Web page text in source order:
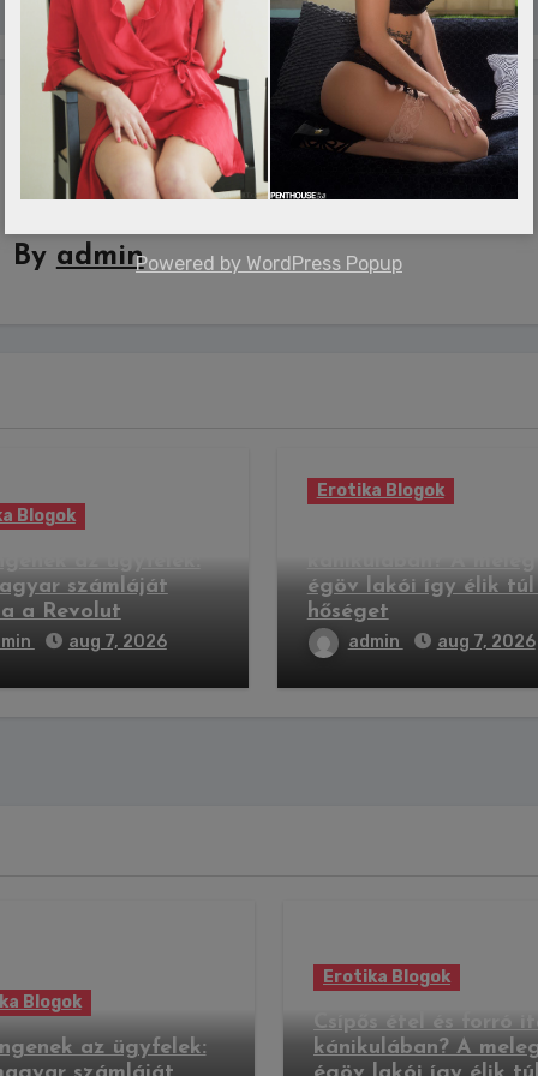
By admin
Blogok
számláját
a Revolut
aug 7, 2026
Erotika Blogok
égöv lakói így élik túl
hőséget
admin aug 7, 2026
Blogok
az ügyfelek:
Erotika Blogok
Csípős étel és forró
kánikulában? A
Powered by WordPress Popup